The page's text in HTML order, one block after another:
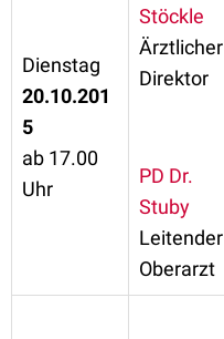
Dienstag
20.10.201
5
ab 17.00
Uhr
Stöckle
Ärztlicher
Direktor
PD Dr.
Stuby
Leitender
Oberarzt